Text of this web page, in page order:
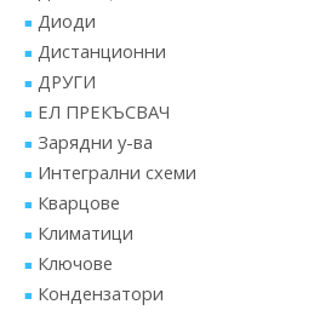
Диоди
Дистанционни
ДРУГИ
ЕЛ ПРЕКЪСВАЧ
Зарядни у-ва
Интегрални схеми
Кварцове
Климатици
Ключове
Кондензатори